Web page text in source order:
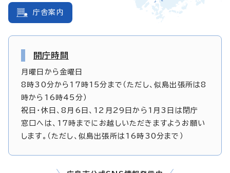
庁舎案内
開庁時間
月曜日から金曜日
8時30分から17時15分まで（ただし、似島出張所は8
時から16時45分）
祝日・休日、8月6日、12月29日から1月3日は閉庁
窓口へは、17時までにお越しいただきますようお願い
します。（ただし、似島出張所は16時30分まで）